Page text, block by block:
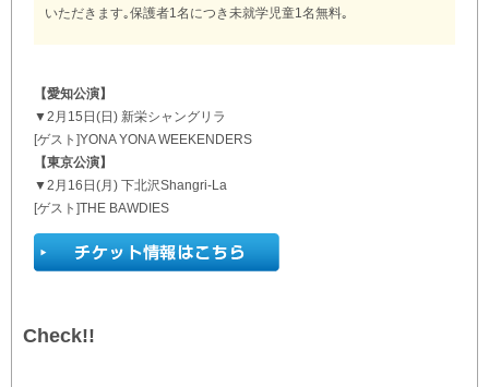
いただきます｡保護者1名につき未就学児童1名無料｡
【愛知公演】
▼2月15日(日) 新栄シャングリラ
[ゲスト]YONA YONA WEEKENDERS
【東京公演】
▼2月16日(月) 下北沢Shangri-La
[ゲスト]THE BAWDIES
Check!!